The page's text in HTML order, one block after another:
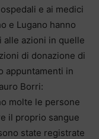
e ai medici
e Lugano hanno
alle azioni in quelle
di donazione di
appuntamenti in
Borri:
molte le persone
il proprio sangue
state registrate